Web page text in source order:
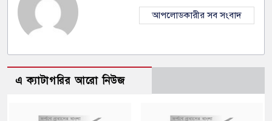
আপলোডকারীর সব সংবাদ
এ ক্যাটাগরির আরো নিউজ